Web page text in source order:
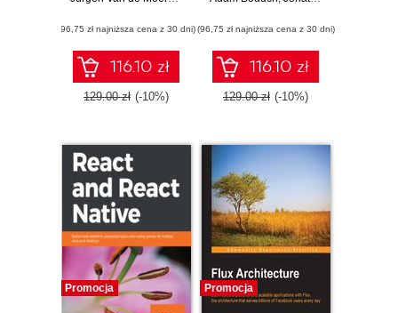
(96,75 zł najniższa cena z 30 dni)
116.10 zł
129.00 zł (-10%)
(96,75 zł najniższa cena z 30 dni)
116.10 zł
129.00 zł (-10%)
Promocja Promocja